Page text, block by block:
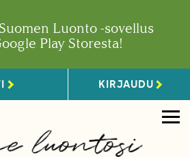
Luonto -sovellus
Play Storesta!
KIRJAUDU